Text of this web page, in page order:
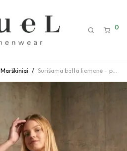
0
Marškiniai / Surišama balta liemenė – palaidinė